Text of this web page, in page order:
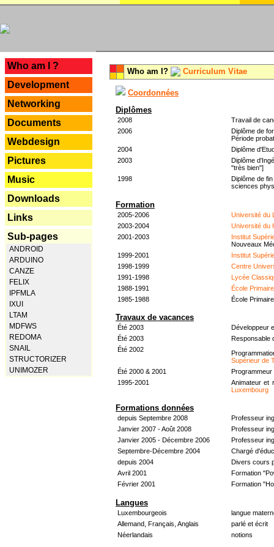
Who am I ?
Development
Networking
Documents
Webdesign
Pictures
Music
Downloads
Links
Sub-pages
ANDROID
ARDUINO
CANZE
FELIX
IPFMLA
IXUI
LTAM
MDFWS
REDOMA
SNAIL
STRUCTORIZER
UNIMOZER
Who am I? Curriculum Vitae
Coordonnées
Diplômes
2008
Travail de
2006
Diplôme de
Période
2004
Diplôme
2003
Diplôme
"très bien"]
1998
Diplôme de
sciences
Formation
2005-2006
Université du
2003-2004
Université du
2001-2003
Institut
Nouveaux
1999-2001
Institut
1998-1999
Centre
1991-1998
Lycée
1988-1991
École
1985-1988
École
Travaux de vacances
Été 2003
Développeur
Été 2003
Responsable
Été 2002
Supérieur de
Été 2000 & 2001
Programmeur
1995-2001
Animateur et
Luxembourg
Formations données
depuis Septembre 2008
Professeur
Janvier 2007 - Août 2008
Professeur
Janvier 2005 - Décembre 2006
Professeur
Septembre-Décembre 2004
Chargé
depuis 2004
Divers cours
Avril 2001
Formation
Février 2001
Formation
Langues
Luxembourgeois
langue
Allemand, Français, Anglais
parlé et écrit
Néerlandais
notions